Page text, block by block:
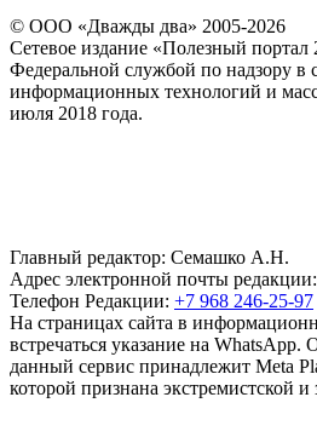
© ООО «Дважды два» 2005-2026
Сетевое издание «Полезный портал
Федеральной службой по надзору в
информационных технологий и
июля 2018 года.
Главный редактор: Семашко А.Н.
Адрес электронной почты редакции:
Телефон Редакции: +7 968 246-25-97
На страницах сайта в
встречаться указание на
данный сервис принадлежит Meta
которой признана экстремистской